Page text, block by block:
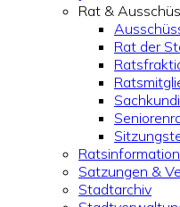
Rat &
Rat der
Satzungen &
Stadtarchiv